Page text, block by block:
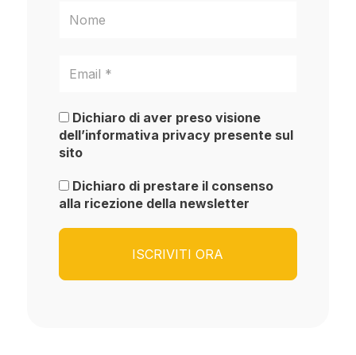
Dichiaro di aver preso visione
dell’informativa privacy presente sul
sito
Dichiaro di prestare il consenso
alla ricezione della newsletter